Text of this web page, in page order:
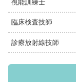
視能訓練士
臨床検査技師
診療放射線技師